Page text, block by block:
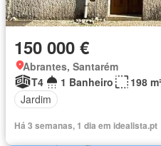
150 000 €
Abrantes, Santarém
T4
1 Banheiro
198
Jardim
Há 3 semanas, 1 dia em idealista.pt